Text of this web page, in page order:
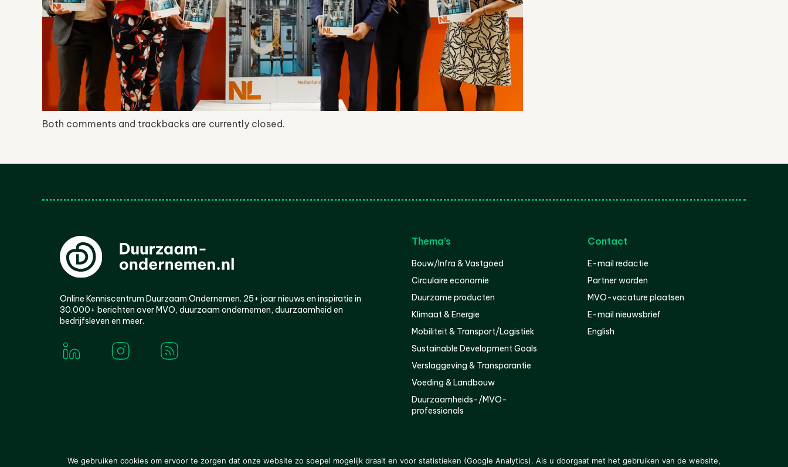
Both comments and trackbacks are currently closed.
Online Kenniscentrum Duurzaam Ondernemen. 25+ jaar nieuws en inspiratie in
30.000+ berichten over MVO, duurzaam ondernemen, duurzaamheid en
bedrijfsleven en meer.
Thema’s
Bouw/Infra & Vastgoed
Circulaire economie
Duurzame producten
Klimaat & Energie
Mobiliteit & Transport/Logistiek
Sustainable Development Goals
Verslaggeving & Transparantie
Voeding & Landbouw
Duurzaamheids-/MVO-
professionals
Contact
E-mail redactie
Partner worden
MVO-vacature plaatsen
E-mail nieuwsbrief
English
© 2000-2026 Van der Molen EIS Colofon Disclaimer Privacy
We gebruiken cookies om ervoor te zorgen dat onze website zo soepel mogelijk draait en voor statistieken (Google Analytics). Als u doorgaat met het gebruiken van de website,